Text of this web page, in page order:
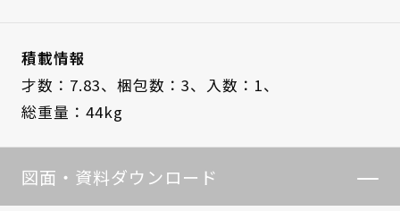
積載情報
才数：7.83、 梱包数：3、 入数：1、
総重量：44kg
図面・資料ダウンロード